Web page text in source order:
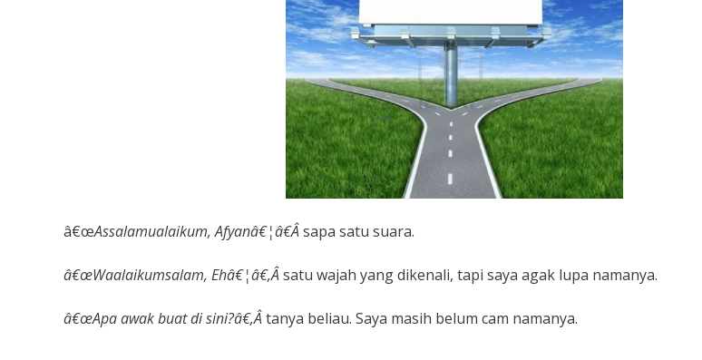
â€œAssalamualaikum, Afyanâ€¦â€Âsapa satu suara.
â€œWaalaikumsalam, Ehâ€¦â€,Âsatu wajah yang dikenali, tapi saya agak lupa namanya.
â€œApa awak buat di sini?â€,Âtanya beliau. Saya masih belum cam namanya.